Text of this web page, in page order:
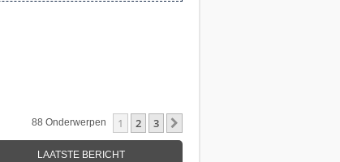
88 Onderwerpen 1 2 3
LAATSTE BERICHT